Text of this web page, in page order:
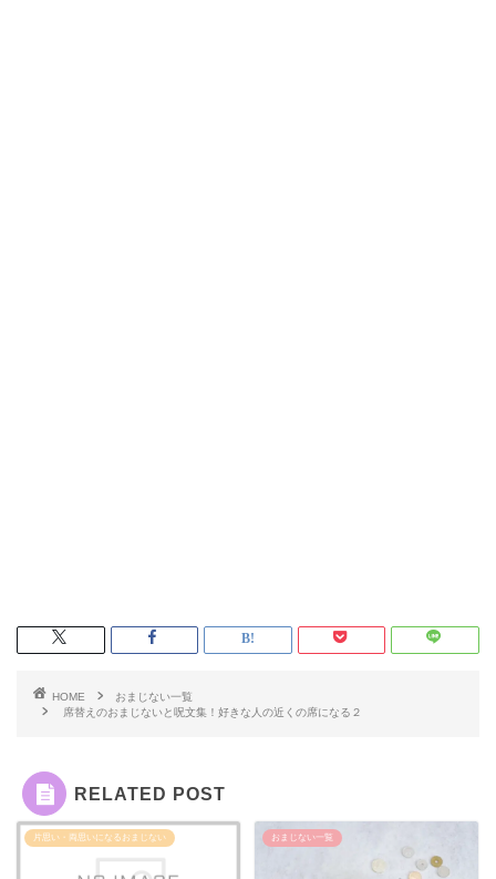
HOME
おまじない一覧
席替えのおまじないと呪文集！好きな人の近くの席になる２
RELATED POST
片思い・両思いになるおまじない おまじない一覧